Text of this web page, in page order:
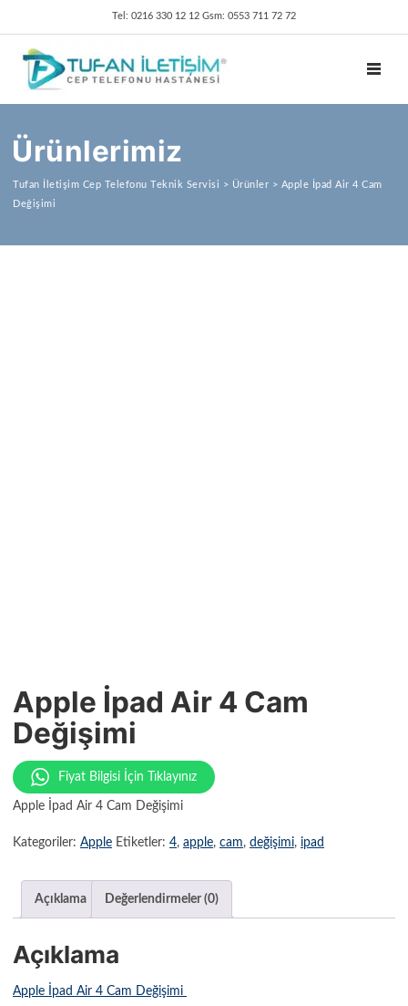
Tel: 0216 330 12 12 Gsm: 0553 711 72 72
Ürünlerimiz
Tufan İletişim Cep Telefonu Teknik Servisi > Ürünler > Apple İpad Air 4 Cam
Değişimi
Apple İpad Air 4 Cam
Değişimi
Fiyat Bilgisi İçin Tıklayınız
Apple İpad Air 4 Cam Değişimi
Kategoriler: Apple Etiketler: 4, apple, cam, değişimi, ipad
Açıklama Değerlendirmeler (0)
Açıklama
Apple İpad Air 4 Cam Değişimi